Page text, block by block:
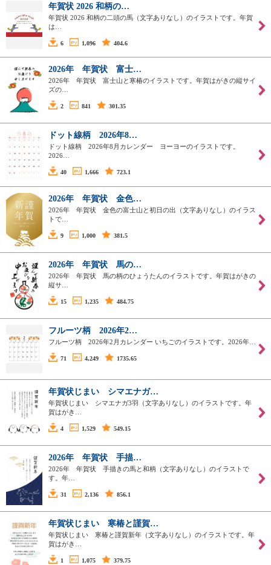
年賀状 2026 和柄の…
年賀状 2026 和柄の二頭の馬（文字ありなし）のイラストです。年賀
は…
6 1,096 404.6
2026年 年賀状 富士…
2026年 年賀状 富士山と寒椿のイラストです。年賀はがきの縦サイ
ズの…
2 841 301.35
ドット線柄 2026年8…
ドット線柄 2026年8月カレンダー ヨーヨーのイラストです。
2026…
40 1,666 723.1
2026年 年賀状 金色…
2026年 年賀状 金色の富士山と初日の出（文字ありなし）のイラス
トで…
9 1,000 381.5
2026年 年賀状 馬の…
2026年 年賀状 馬の柄のひょうたんのイラストです。年賀はがきの
縦サ…
15 1,235 484.75
フルーツ柄 2026年2…
フルーツ柄 2026年2月カレンダー いちごのイラストです。2026年…
71 4,249 1735.65
年賀状じまい シマエナガ…
年賀状じまい シマエナガ3羽（文字ありなし）のイラストです。年
賀はがき…
4 1,529 549.15
2026年 年賀状 手描…
2026年 年賀状 手描きの馬と和柄（文字ありなし）のイラストで
す。年…
31 2,136 856.1
年賀状じまい 寒椿と謹賀…
年賀状じまい 寒椿と謹賀新年（文字ありなし）のイラストです。年
賀はがき…
1 1,075 379.75